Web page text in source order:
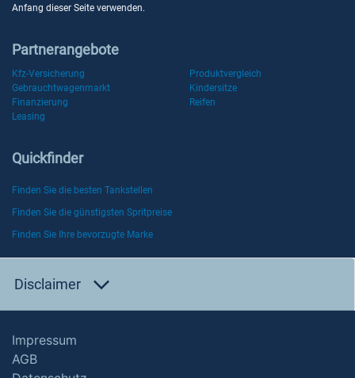
Anfang dieser Seite verwenden.
Partnerangebote
Kfz-Versicherung
Produktvergleich
Gebrauchtwagenmarkt
Kindersitze
Finanzierung
Reifen
Leasing
Quickfinder
Finden Sie die besten Tankstellen
Finden Sie die günstigsten Spritpreise
Finden Sie Ihre bevorzugte Marke
Disclaimer
Impressum
AGB